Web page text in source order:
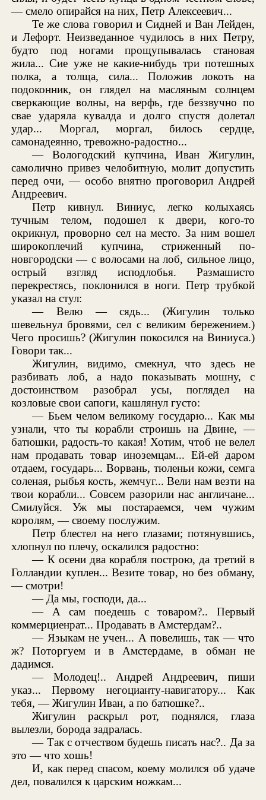
— смело опирайся на них, Петр Алексеевич...
Те же слова говорил и Сидней и Ван Лейден,
и Лефорт. Неизведанное чудилось в них Петру,
будто под ногами прощупывалась становая
жила... Сие уже не какие-нибудь три потешных
полка, а толща, сила... Положив локоть на
подоконник, он глядел на масляным солнцем
сверкающие волны, на верфь, где беззвучно по
свае ударяла кувалда и долго спустя долетал
удар... Моргал, моргал, билось сердце,
самонадеянно, тревожно-радостно...
— Вологодский купчина, Иван Жигулин,
самолично привез челобитную, молит допустить
перед очи, — особо внятно проговорил Андрей
Андреевич.
Петр кивнул. Виниус, легко колыхаясь
тучным телом, подошел к двери, кого-то
окрикнул, проворно сел на место. За ним вошел
широкоплечий купчина, стриженный по-
новгородски — с волосами на лоб, сильное лицо,
острый взгляд исподлобья. Размашисто
перекрестясь, поклонился в ноги. Петр трубкой
указал на стул:
— Велю — сядь... (Жигулин только
шевельнул бровями, сел с великим бережением.)
Чего просишь? (Жигулин покосился на Виниуса.)
Говори так...
Жигулин, видимо, смекнул, что здесь не
разбивать лоб, а надо показывать мошну, с
достоинством разобрал усы, поглядел на
козловые свои сапоги, кашлянул густо:
— Бьем челом великому государю... Как мы
узнали, что ты корабли строишь на Двине, —
батюшки, радость-то какая! Хотим, чтоб не велел
нам продавать товар иноземцам... Ей-ей даром
отдаем, государь... Ворвань, тюленьи кожи, семга
соленая, рыбья кость, жемчуг... Вели нам везти на
твои корабли... Совсем разорили нас англичане...
Смилуйся. Уж мы постараемся, чем чужим
королям, — своему послужим.
Петр блестел на него глазами; потянувшись,
хлопнул по плечу, оскалился радостно:
— К осени два корабля построю, да третий в
Голландии куплен... Везите товар, но без обману,
— смотри!
— Да мы, господи, да...
— А сам поедешь с товаром?.. Первый
коммерциенрат... Продавать в Амстердам?..
— Языкам не учен... А повелишь, так — что
ж? Поторгуем и в Амстердаме, в обман не
дадимся.
— Молодец!.. Андрей Андреевич, пиши
указ... Первому негоцианту-навигатору... Как
тебя, — Жигулин Иван, а по батюшке?..
Жигулин раскрыл рот, поднялся, глаза
вылезли, борода задралась.
— Так с отчеством будешь писать нас?.. Да за
это — что хошь!
И, как перед спасом, коему молился об удаче
дел, повалился к царским ножкам...